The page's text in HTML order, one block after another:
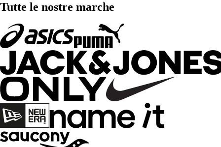
Tutte le nostre marche